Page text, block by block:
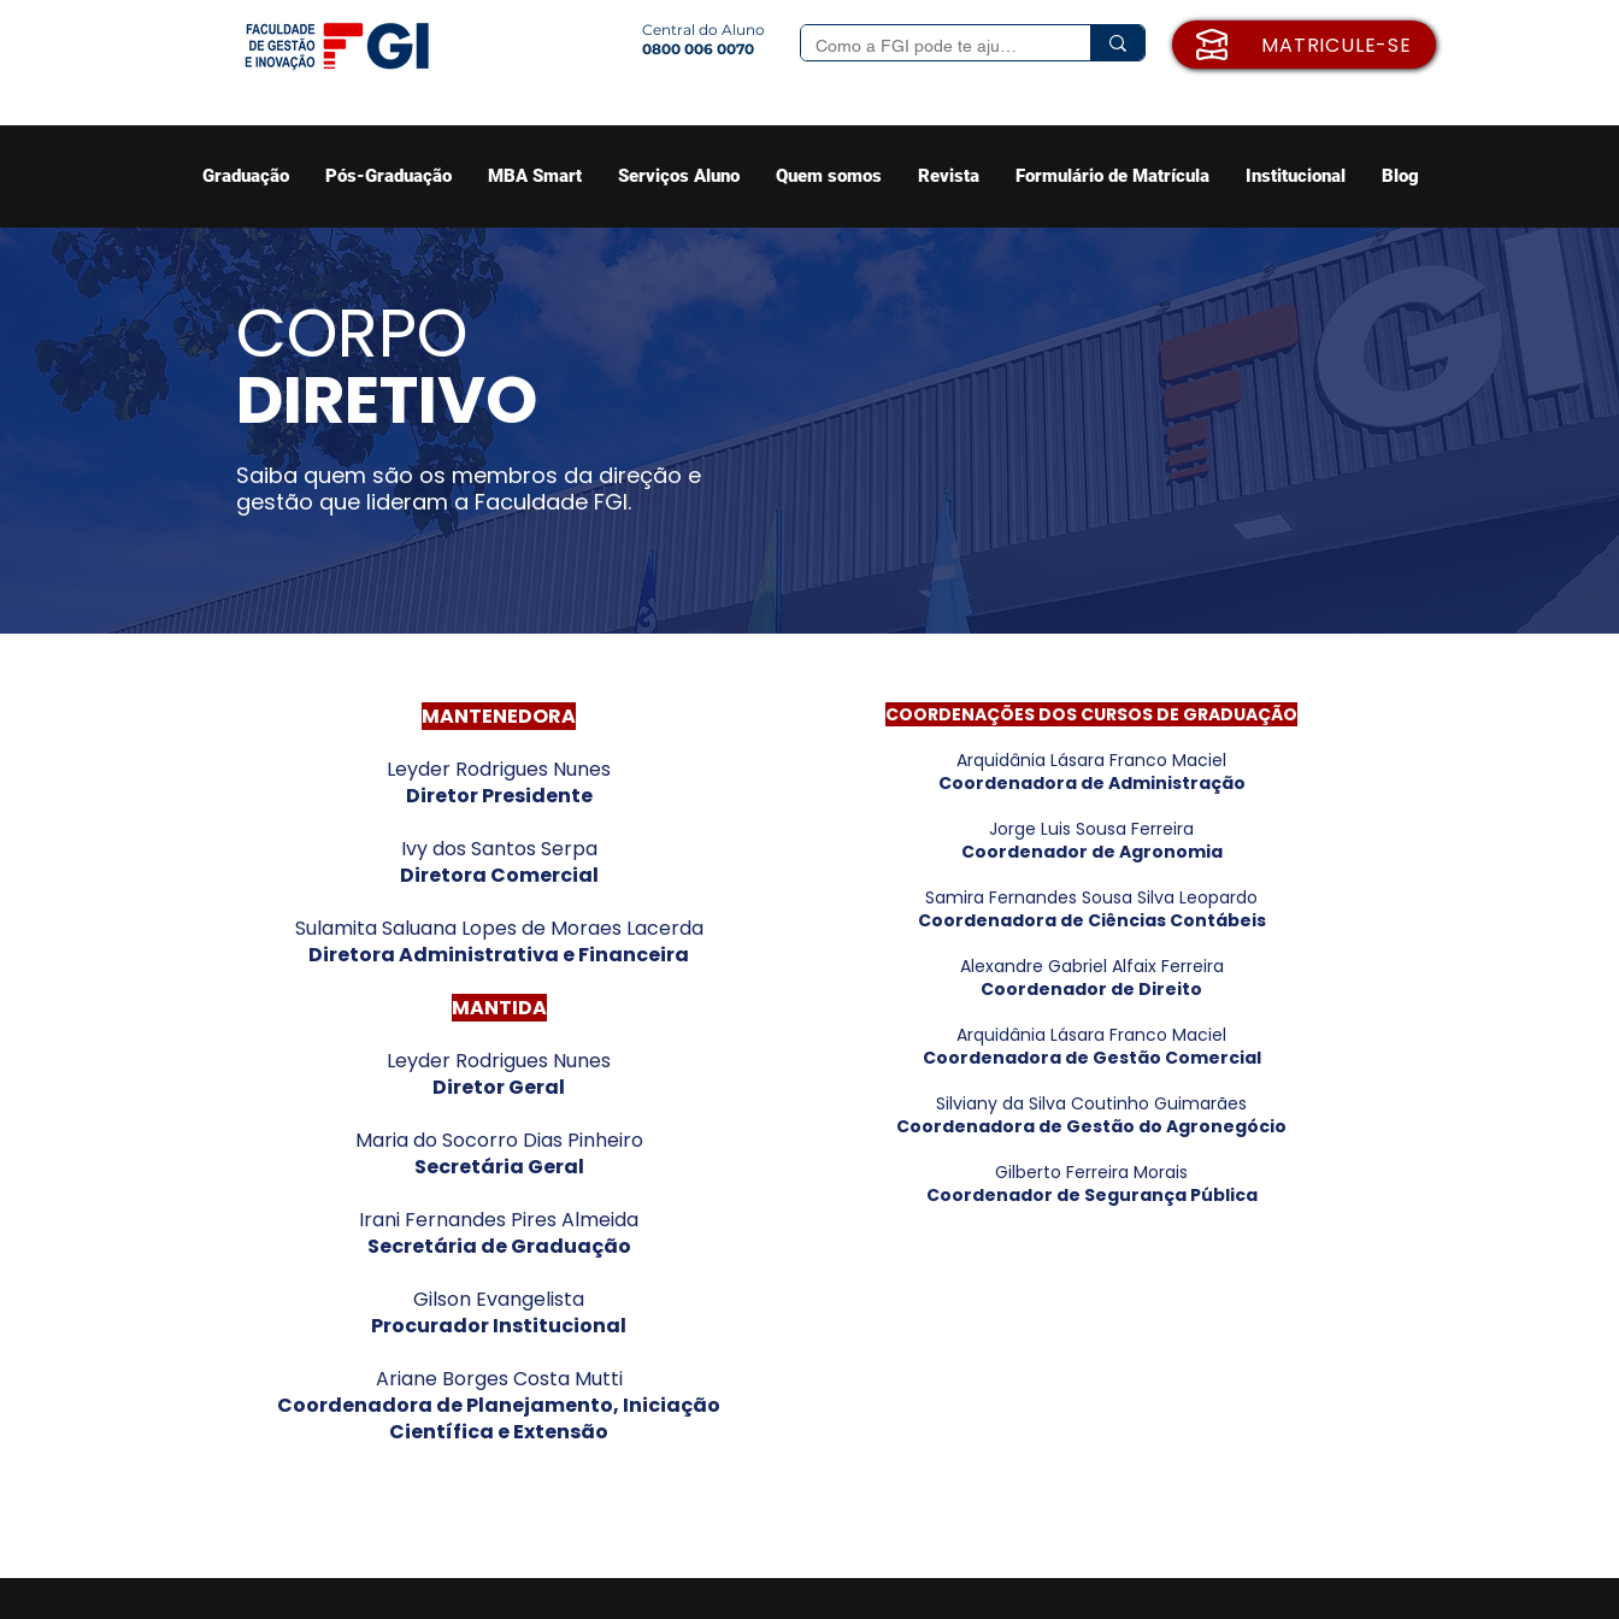
Central do Aluno
0800 006 0070
MATRICULE-SE
Graduação Pós-Graduação MBA Smart Serviços Aluno Quem somos Revista Formulário de Matrícula Institucional Blog
CORPO
DIRETIVO
Saiba quem são os membros da direção e
gestão que lideram a Faculdade FGI.
MANTENEDORA
Leyder Rodrigues Nunes
Diretor Presidente
Ivy dos Santos Serpa
Diretora Comercial
Sulamita Saluana Lopes de Moraes Lacerda
Diretora Administrativa e Financeira
MANTIDA
Leyder Rodrigues Nunes
Diretor Geral
Maria do Socorro Dias Pinheiro
Secretária Geral
Irani Fernandes Pires Almeida
Secretária de Graduação
Gilson Evangelista
Procurador Institucional
Ariane Borges Costa Mutti
Coordenadora de Planejamento, Iniciação
Científica e Extensão
COORDENAÇÕES DOS CURSOS DE GRADUAÇÃO
Arquidânia Lásara Franco Maciel
Coordenadora de Administração
Jorge Luis Sousa Ferreira
Coordenador de Agronomia
Samira Fernandes Sousa Silva Leopardo
Coordenadora de Ciências Contábeis
Alexandre Gabriel Alfaix Ferreira
Coordenador de Direito
Arquidânia Lásara Franco Maciel
Coordenadora de Gestão Comercial
Silviany da Silva Coutinho Guimarães
Coordenadora de Gestão do Agronegócio
Gilberto Ferreira Morais
Coordenador de Segurança Pública